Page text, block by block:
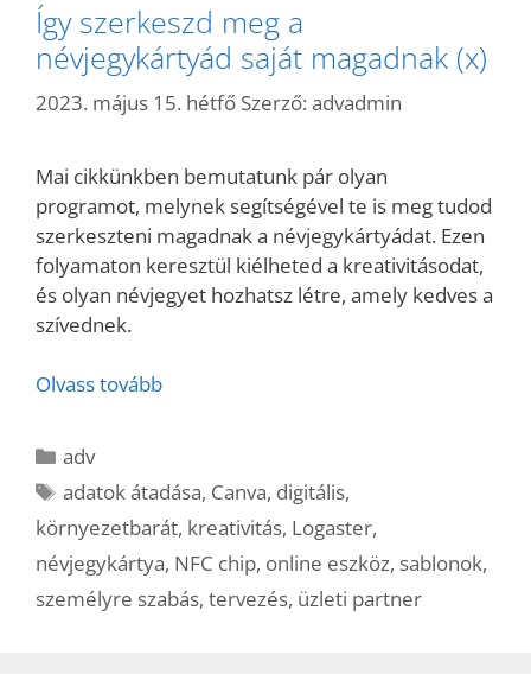
Így szerkeszd meg a
névjegykártyád saját magadnak (x)
2023. május 15. hétfő Szerző: advadmin
Mai cikkünkben bemutatunk pár olyan
programot, melynek segítségével te is meg tudod
szerkeszteni magadnak a névjegykártyádat. Ezen
folyamaton keresztül kiélheted a kreativitásodat,
és olyan névjegyet hozhatsz létre, amely kedves a
szívednek.
Olvass tovább
Kategória
adv
Címkék
adatok átadása, Canva, digitális,
környezetbarát, kreativitás, Logaster,
névjegykártya, NFC chip, online eszköz, sablonok,
személyre szabás, tervezés, üzleti partner